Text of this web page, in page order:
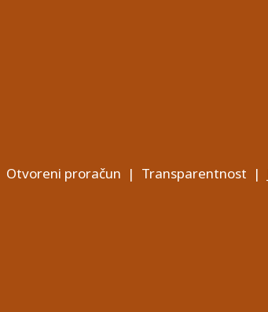
Otvoreni proračun | Transparentnost |